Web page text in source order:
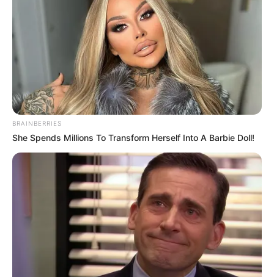
Erase Joint Agony In 7 Days With This Simple
Trick! It's Genius
FORGE BODY
If You Owe $20,000 Across 4 Credit Cards, Stop
Sending 4 Separate Checks
BRAINBERRIES
She Spends Millions To Transform Herself Into A Barbie Doll!